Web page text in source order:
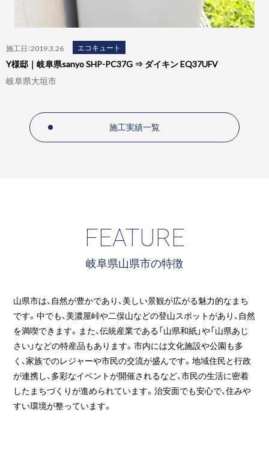
施工日：2019.3.26 エコキュート
Y様邸｜岐阜県sanyo SHP-PC37G ⇒ ダイキン EQ37UFV
岐阜県大垣市
施工実績一覧
FEATURE
岐阜県山県市の特徴
山県市は、自然が豊かであり、美しい景観が広がる魅力的なまち
です。中でも、美濃屋峠や二俣山などの登山スポットがあり、自然
を満喫できます。また、伝統産業である「山県和紙」や「山県あじ
さい」などの特産品もあります。市内には文化施設や公園も多
く、家族でのレジャーや市民の交流が盛んです。地域住民と行政
が連携し、多彩なイベントが開催されるなど、市民の生活に密着
したまちづくりが進められています。治安面でも安心で、住みや
すい環境が整っています。